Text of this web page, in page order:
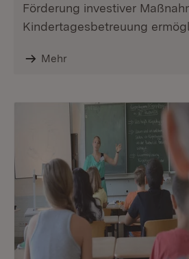
Förderung investiver
Kindertagesbetreuung
Mehr